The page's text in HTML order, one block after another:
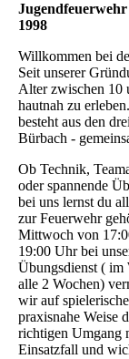
1998
Willkommen bei
Seit unserer
Alter zwischen 10
hautnah zu
besteht aus den
Bürbach -
Ob Technik,
oder spannende
bei uns lernst du
zur Feuerwehr
Mittwoch von
19:00 Uhr bei
Übungsdienst ( im
alle 2 Wochen)
wir auf
praxisnahe Weise
richtigen Umgang
Einsatzfall und